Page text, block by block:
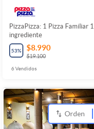
PizzaPizza: 1 Pizza Familiar 1
ingrediente
53% $8.990
$19.100
6Vendidos
Orden